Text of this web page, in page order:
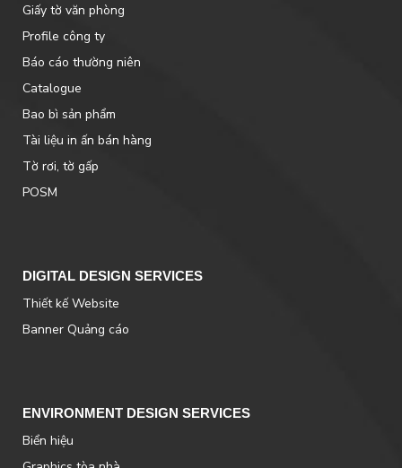
Giấy tờ văn phòng
Profile công ty
Báo cáo thường niên
Catalogue
Bao bì sản phẩm
Tài liệu in ấn bán hàng
Tờ rơi, tờ gấp
POSM
DIGITAL DESIGN SERVICES
Thiết kế Website
Banner Quảng cáo
ENVIRONMENT DESIGN SERVICES
Biển hiệu